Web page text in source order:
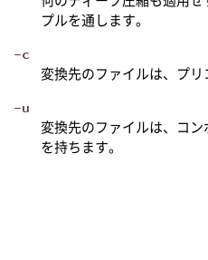
プルを通します。
-c
変換先のファイルは、プリ
-u
変換先のファイルは、コン
を持ちます。